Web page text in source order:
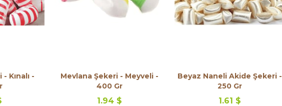
Kınalı -
Mevlana Şekeri - Meyveli -
400 Gr
1.94 $
Beyaz Naneli Akide Şekeri -
250 Gr
1.61 $